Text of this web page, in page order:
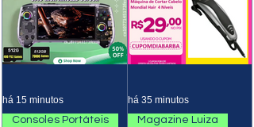
Consoles Portáteis
há 15 minutos
Magazine Luiza
há 35 minutos